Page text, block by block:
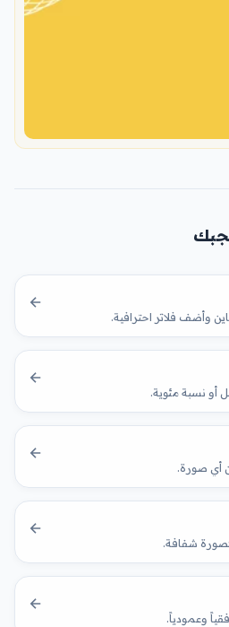
وأضف فلاتر احترافية.
أو نسبة مئوية.
أي صورة.
شفافة.
وعمودياً.